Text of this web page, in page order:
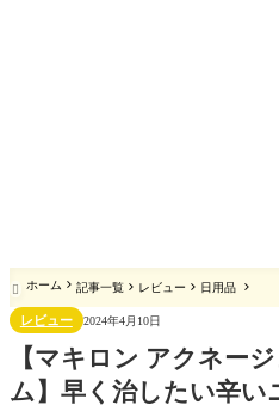
 ホーム 記事一覧 レビュー 日用品
レビュー 2024年4月10日
【マキロン アクネー
ム】早く治したい辛い